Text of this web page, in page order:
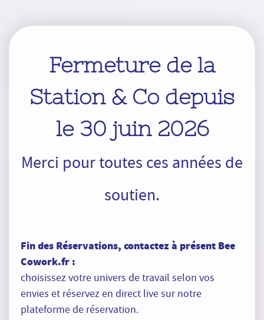
Fermeture de la
Station & Co depuis
le 30 juin 2026
Merci pour toutes ces années de
soutien.
Fin des Réservations, contactez à présent Bee
Cowork.fr :
choisissez votre univers de travail selon vos
envies et réservez en direct live sur notre
plateforme de réservation.